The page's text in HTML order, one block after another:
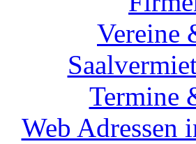
Vereine
Termine
Web Adressen